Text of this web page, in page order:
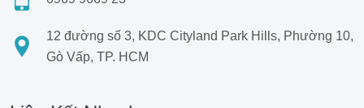
12 đường số 3, KDC Cityland Park Hills, Phường 10,
Gò Vấp, TP. HCM